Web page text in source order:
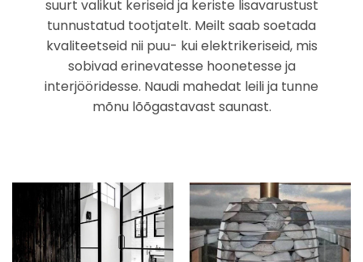
suurt valikut keriseid ja keriste lisavarustust
tunnustatud tootjatelt. Meilt saab soetada
kvaliteetseid nii puu- kui elektrikeriseid, mis
sobivad erinevatesse hoonetesse ja
interjööridesse. Naudi mahedat leili ja tunne
mõnu lõõgastavast saunast.